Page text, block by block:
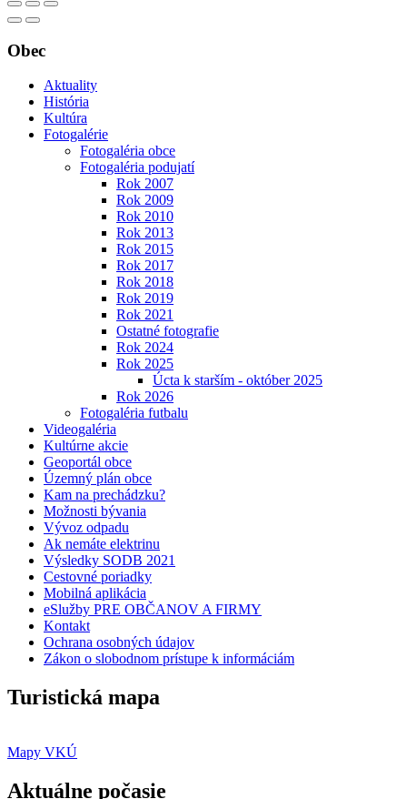
Obec
Aktuality
História
Kultúra
Fotogalérie
Fotogaléria obce
Fotogaléria podujatí
Rok 2007
Rok 2009
Rok 2010
Rok 2013
Rok 2015
Rok 2017
Rok 2018
Rok 2019
Rok 2021
Ostatné fotografie
Rok 2024
Rok 2025
Úcta k starším - október 2025
Rok 2026
Fotogaléria futbalu
Videogaléria
Kultúrne akcie
Geoportál obce
Územný plán obce
Kam na prechádzku?
Možnosti bývania
Vývoz odpadu
Ak nemáte elektrinu
Výsledky SODB 2021
Cestovné poriadky
Mobilná aplikácia
eSlužby PRE OBČANOV A FIRMY
Kontakt
Ochrana osobných údajov
Zákon o slobodnom prístupe k informáciám
Turistická mapa
Mapy VKÚ
Aktuálne počasie